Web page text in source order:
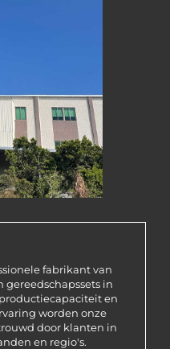
fabrikant van
gereedschapssets in
en
worden onze
door klanten in
en regio's.